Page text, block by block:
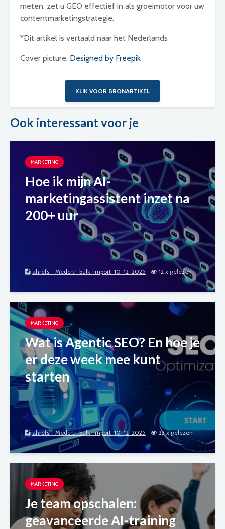
meten, zet u GEO effectief in als groeimotor voor uw
contentmarketingstrategie.
*Dit artikel is vertaald naar het Nederlands
Cover picture: Designed by Freepik
KLIK VOOR BRONARTIKEL
Ook interessant voor je
MARKETING
Hoe ik mijn AI-
marketingassistent inzet na
200+ uur
ahrefs - Medcrtr-bulk-import-10-12-2025 12 x gelezen
MARKETING
Wat is Agentic SEO? En hoe je
er deze week mee kunt
starten
ahrefs - Medcrtr-bulk-import-10-12-2025 23 x gelezen
MARKETING
Je team opschalen:
geavanceerde AI-training